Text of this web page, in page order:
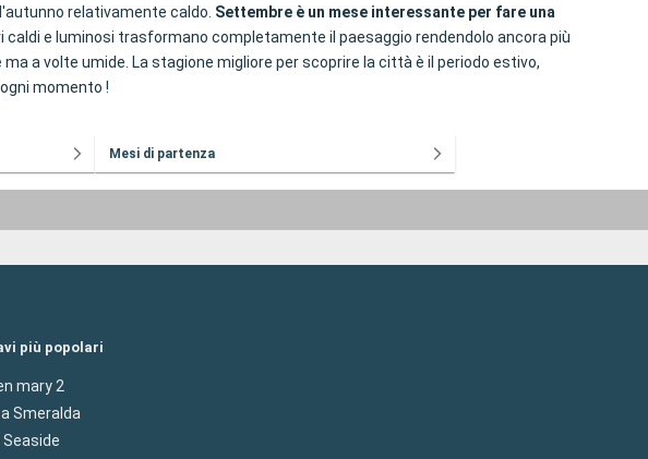
relativamente caldo. Settembre è un mese interessante per fare una
e luminosi trasformano completamente il paesaggio rendendolo ancora più
a volte umide. La stagione migliore per scoprire la città è il periodo estivo,
momento !
Mesi di partenza
più popolari
mary 2
Smeralda
Seaside